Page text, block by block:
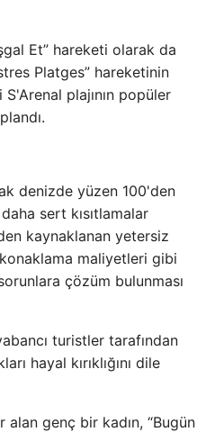
Et” hareketi olarak da
Platges” hareketinin
plajının popüler
denizde yüzen 100'den
sert kısıtlamalar
kaynaklanan yetersiz
maliyetleri gibi
çözüm bulunması
turistler tarafından
hayal kırıklığını dile
alan genç bir kadın, “Bugün